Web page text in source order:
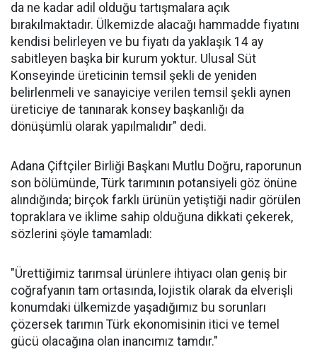
da ne kadar adil olduğu tartışmalara açık
bırakılmaktadır. Ülkemizde alacağı hammadde fiyatını
kendisi belirleyen ve bu fiyatı da yaklaşık 14 ay
sabitleyen başka bir kurum yoktur. Ulusal Süt
Konseyinde üreticinin temsil şekli de yeniden
belirlenmeli ve sanayiciye verilen temsil şekli aynen
üreticiye de tanınarak konsey başkanlığı da
dönüşümlü olarak yapılmalıdır" dedi.
Adana Çiftçiler Birliği Başkanı Mutlu Doğru, raporunun
son bölümünde, Türk tarımının potansiyeli göz önüne
alındığında; birçok farklı ürünün yetiştiği nadir görülen
topraklara ve iklime sahip olduğuna dikkati çekerek,
sözlerini şöyle tamamladı:
"Ürettiğimiz tarımsal ürünlere ihtiyacı olan geniş bir
coğrafyanın tam ortasında, lojistik olarak da elverişli
konumdaki ülkemizde yaşadığımız bu sorunları
çözersek tarımın Türk ekonomisinin itici ve temel
gücü olacağına olan inancımız tamdır."